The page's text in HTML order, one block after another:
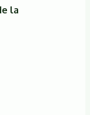
la